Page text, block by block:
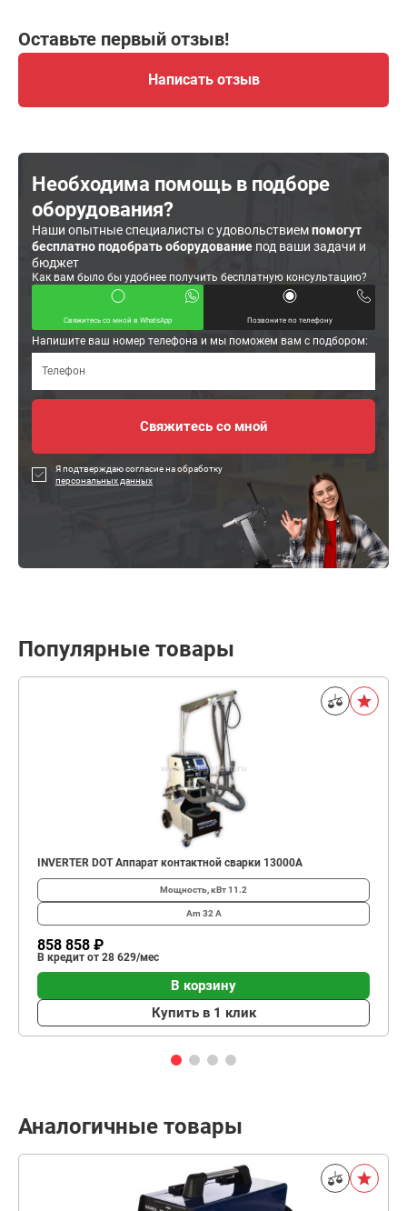
Оставьте первый отзыв!
Написать отзыв
Необходима помощь в подборе
оборудования?
Наши опытные специалисты с удовольствиемпомогут
бесплатно подобрать оборудование под ваши задачи и
бюджет
Как вам было бы удобнее получить бесплатную консультацию?
Свяжитесь со мной в WhatsApp Позвоните по телефону
Напишите ваш номер телефона и мы поможем вам с подбором:
Я подтверждаю согласие на обработку
персональных данных
Популярные товары
INVERTER DOT Аппарат контактной сварки 13000А
Мощность, кВт11.2
Am 32 А
858 858 ₽
В кредит от 28 629/мес
В корзину
Купить в 1 клик
Аналогичные товары